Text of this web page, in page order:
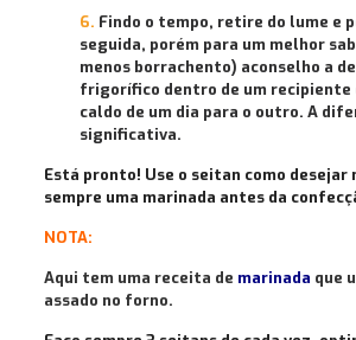
Findo o tempo, retire do lume e
seguida, porém para um melhor
menos borrachento) aconselho a
frigorífico dentro de um recipiente
caldo de um dia para o outro. A
significativa.
Está pronto! Use o seitan como desejar
sempre uma marinada antes da
NOTA:
Aqui tem uma receita de marinada que
assado no forno.